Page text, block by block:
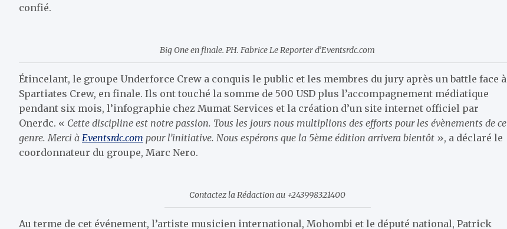
confié.
Big One en finale. PH. Fabrice Le Reporter d’Eventsrdc.com
Étincelant, le groupe Underforce Crew a conquis le public et les membres du jury après un battle face à
Spartiates Crew, en finale. Ils ont touché la somme de 500 USD plus l’accompagnement médiatique
pendant six mois, l’infographie chez Mumat Services et la création d’un site internet officiel par
Onerdc. « Cette discipline est notre passion. Tous les jours nous multiplions des efforts pour les évènements de ce
genre. Merci à Eventsrdc.com pour l’initiative. Nous espérons que la 5ème édition arrivera bientôt », a déclaré le
coordonnateur du groupe, Marc Nero.
Contactez la Rédaction au +243998321400
Au terme de cet événement, l’artiste musicien international, Mohombi et le député national, Patrick